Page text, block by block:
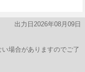
出力日2026年08月09日
場合がありますのでご了